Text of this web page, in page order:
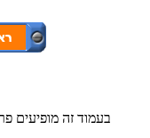
בעמוד זה מופיעים